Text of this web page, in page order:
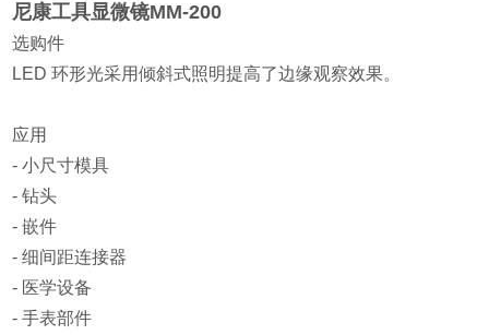
尼康工具显微镜MM-200
选购件
LED 环形光采用倾斜式照明提高了边缘观察效果。
应用
- 小尺寸模具
- 钻头
- 嵌件
- 细间距连接器
- 医学设备
- 手表部件